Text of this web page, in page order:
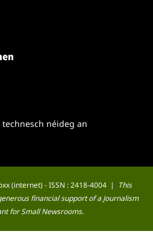
néideg an
(internet) - ISSN : 2418-4004 |
This
financial support of a Journalism
for Small Newsrooms.